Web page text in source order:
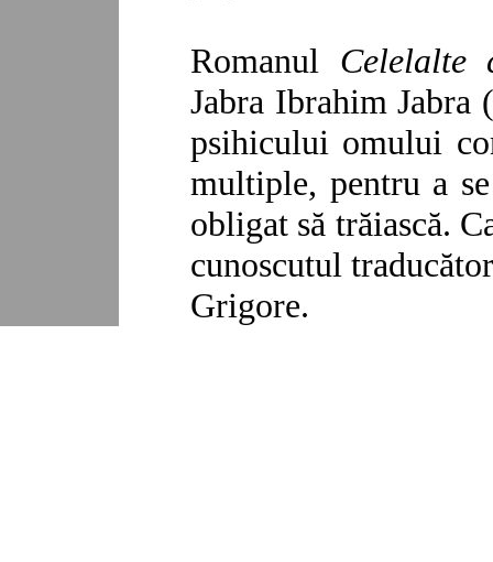
Romanul Celelalte
Jabra Ibrahim Jabra
psihicului omului
multiple, pentru a
obligat să trăiască.
cunoscutul
Grigore.